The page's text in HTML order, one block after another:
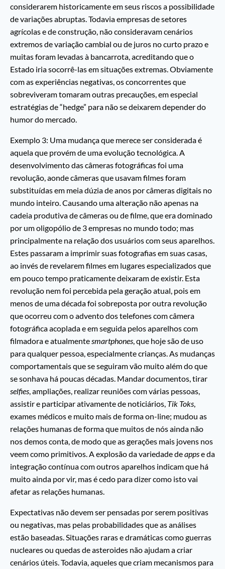
considerarem historicamente em seus riscos a possibilidade
de variações abruptas. Todavia empresas de setores
agrícolas e de construção, não consideravam cenários
extremos de variação cambial ou de juros no curto prazo e
muitas foram levadas à bancarrota, acreditando que o
Estado iria socorrê-las em situações extremas. Obviamente
com as experiências negativas, os concorrentes que
sobreviveram tomaram outras precauções, em especial
estratégias de “hedge” para não se deixarem depender do
humor do mercado.
Exemplo 3: Uma mudança que merece ser considerada é
aquela que provém de uma evolução tecnológica. A
desenvolvimento das câmeras fotográficas foi uma
revolução, aonde câmeras que usavam filmes foram
substituídas em meia dúzia de anos por câmeras digitais no
mundo inteiro. Causando uma alteração não apenas na
cadeia produtiva de câmeras ou de filme, que era dominado
por um oligopólio de 3 empresas no mundo todo; mas
principalmente na relação dos usuários com seus aparelhos.
Estes passaram a imprimir suas fotografias em suas casas,
ao invés de revelarem filmes em lugares especializados que
em pouco tempo praticamente deixaram de existir. Esta
revolução nem foi percebida pela geração atual, pois em
menos de uma década foi sobreposta por outra revolução
que ocorreu com o advento dos telefones com câmera
fotográfica acoplada e em seguida pelos aparelhos com
filmadora e atualmente smartphones , que hoje são de uso
para qualquer pessoa, especialmente crianças. As mudanças
comportamentais que se seguiram vão muito além do que
se sonhava há poucas décadas. Mandar documentos, tirar
selfies , ampliações, realizar reuniões com várias pessoas,
assistir e participar ativamente de noticiários, Tik Toks
exames médicos e muito mais de forma on-line; mudou as
relações humanas de forma que muitos de nós ainda não
nos demos conta, de modo que as gerações mais jovens nos
veem como primitivos. A explosão da variedade deappse da
integração contínua com outros aparelhos indicam que há
muito ainda por vir, mas é cedo para dizer como isto vai
afetar as relações humanas.
Expectativas não devem ser pensadas por serem positivas
ou negativas, mas pelas probabilidades que as análises
estão baseadas. Situações raras e dramáticas como guerras
nucleares ou quedas de asteroides não ajudam a criar
cenários úteis. Todavia, aqueles que criam mecanismos para